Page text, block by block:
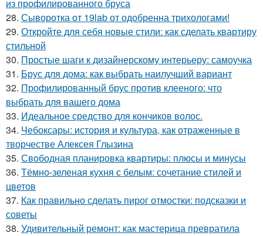
из профилированного бруса
28. Сыворотка от 19lab от одобренна трихологами!
29. Откройте для себя новые стили: как сделать квартиру
стильной
30. Простые шаги к дизайнерскому интерьеру: самоучка
31. Брус для дома: как выбрать наилучший вариант
32. Профилированный брус против клееного: что
выбрать для вашего дома
33. Идеальное средство для кончиков волос.
34. Чебоксары: история и культура, как отраженные в
творчестве Алексея Глызина
35. Свободная планировка квартиры: плюсы и минусы
36. Тёмно-зеленая кухня с белым: сочетание стилей и
цветов
37. Как правильно сделать пирог отмостки: подсказки и
советы
38. Удивительный ремонт: как мастерица превратила